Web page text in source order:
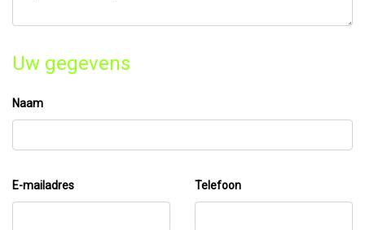
Uw gegevens
Naam
E-mailadres Telefoon